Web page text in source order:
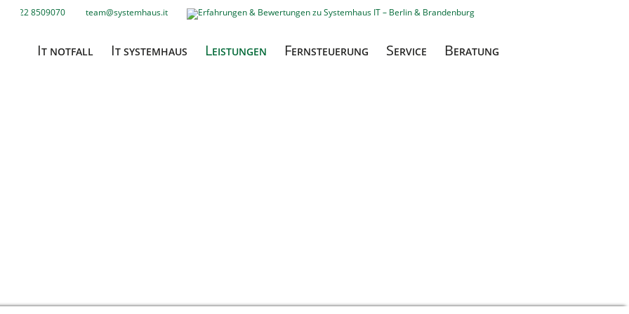
03322 8509070 team@systemhaus.it überspringen
überspringen
IT NOTFALL IT SYSTEMHAUS LEISTUNGEN FERNSTEUERUNG SERVICE BERATUNG